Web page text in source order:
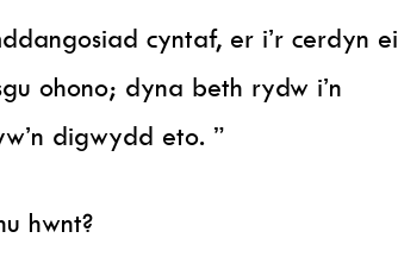
cyntaf, er i’r cerdyn ei
ohono; dyna beth rydw i’n
digwydd eto. ”
hwnt?